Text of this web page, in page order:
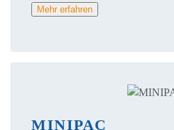
Mehr erfahren
MINIPAC